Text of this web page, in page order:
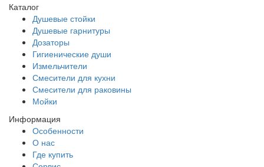
Каталог
Душевые стойки
Душевые гарнитуры
Дозаторы
Гигиенические души
Измельчители
Смесители для кухни
Смесители для раковины
Мойки
Информация
Особенности
О нас
Где купить